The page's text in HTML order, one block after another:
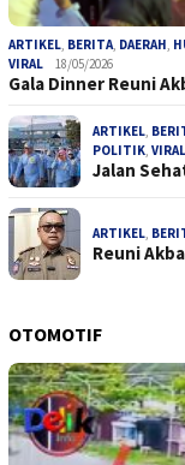
ARTIKEL, BERITA, DAERAH,
VIRAL
18/05/2026
Gala Dinner Reuni
ARTIKEL,
POLITIK, VIRAL
Jalan
ARTIKEL,
Reuni
OTOMOTIF